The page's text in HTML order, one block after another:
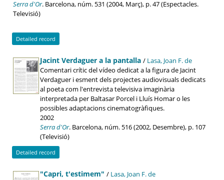
Serra d'Or. Barcelona, núm. 531 (2004, Març), p. 47 (Espectacles.
Televisió)
Detailed record
Jacint Verdaguer a la pantalla / Lasa, Joan F. de
Comentari crític del vídeo dedicat a la figura de Jacint
Verdaguer i esment dels projectes audiovisuals dedicats
al poeta com l'entrevista televisiva imaginària
interpretada per Baltasar Porcel i Lluís Homar o les
possibles adaptacions cinematogràfiques.
2002
Serra d'Or. Barcelona, núm. 516 (2002, Desembre), p. 107
(Televisió)
Detailed record
"Capri, t'estimem" / Lasa, Joan F. de